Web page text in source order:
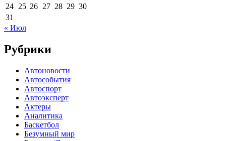
24 25 26 27 28 29 30
31
« Июл
Рубрики
Автоновости
Автособытия
Автоспорт
Автоэксперт
Актеры
Аналитика
Баскетбол
Безумный мир